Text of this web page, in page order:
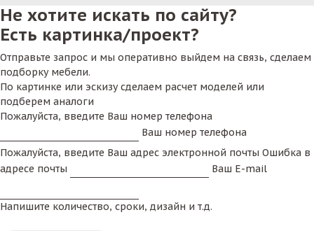
Не хотите искать по сайту?
Есть картинка/проект?
Отправьте запрос и мы оперативно выйдем на связь, сделаем
подборку мебели.
По картинке или эскизу сделаем расчет моделей или
подберем аналоги
Пожалуйста, введите Ваш номер телефона
Ваш номер телефона
Пожалуйста, введите Ваш адрес электронной почты Ошибка в
адресе почты
Ваш E-mail
Напишите количество, сроки, дизайн и т.д.